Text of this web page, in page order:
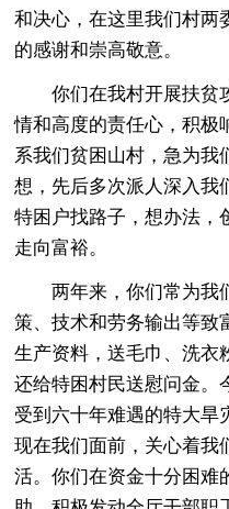
和决心，在这里我们村两
的感谢和崇高敬意。
你们在我村开展扶贫
情和高度的责任心，积极
系我们贫困山村，急为我
想，先后多次派人深入我
特困户找路子，想办法，
走向富裕。
两年来，你们常为我
策、技术和劳务输出等致
生产资料，送毛巾、洗衣
还给特困村民送慰问金。
受到六十年难遇的特大旱
现在我们面前，关心着我
活。你们在资金十分困难